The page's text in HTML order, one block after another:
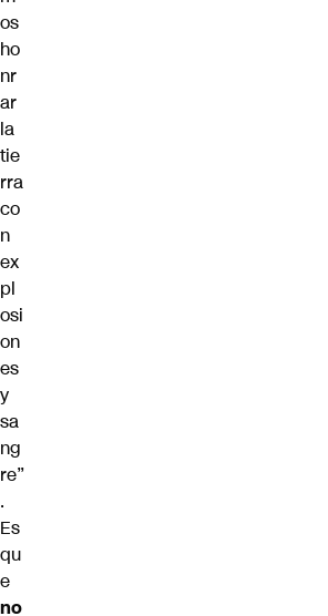
os
ho
nr
ar
la
tie
rra
co
n
ex
pl
osi
on
es
y
sa
ng
re”
.
Es
qu
e
no